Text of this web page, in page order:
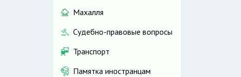
Махалля
Судебно-правовые вопросы
Транспорт
Памятка иностранцам